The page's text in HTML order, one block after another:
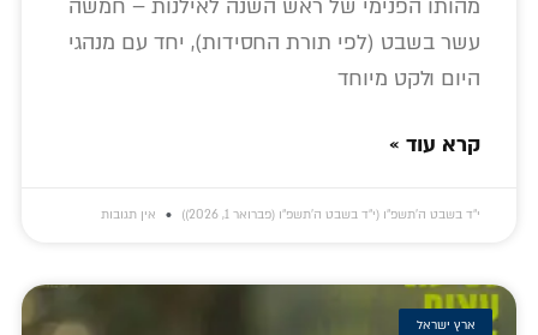
מהותו הפנימי של ראש השנה לאילנות – חמשה
עשר בשבט (לפי תורת החסידות), יחד עם מנהגי
היום ולקט מיוחד
קרא עוד »
י״ד בשבט ה׳תשפ״ו (י״ד בשבט ה׳תשפ״ו (פברואר 1, 2026)) אין תגובות
ארץ ישראל